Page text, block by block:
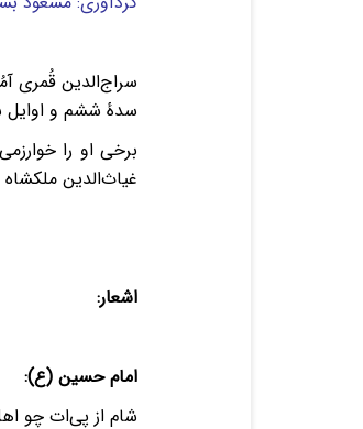
سدهٔ ششم و
برخی او را
غیاث‌الدین
اشعار:
امام حسین (ع):
شام از پى‌ات